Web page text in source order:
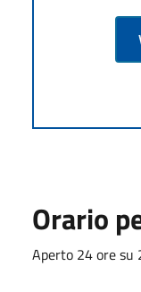
Orario
Aperto 24 ore su